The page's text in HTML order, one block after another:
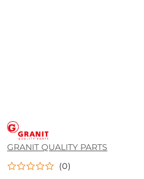
GRANIT
QUALITY
PARTS
GRANIT QUALITY PARTS
(0)